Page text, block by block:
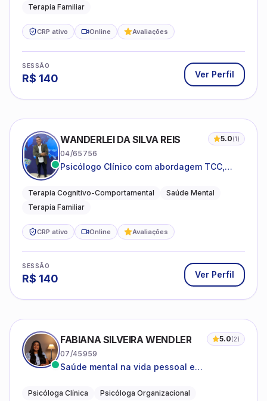
Terapia Familiar
CRP ativo Online Avaliações
SESSÃO
R$ 140 Ver Perfil
WANDERLEI DA SILVA REIS 5.0(1)
04/65756
Psicólogo Clínico com abordagem TCC,
sistêmica
Terapia Cognitivo-Comportamental
Saúde Mental
Terapia Familiar
CRP ativo Online Avaliações
SESSÃO
R$ 140 Ver Perfil
FABIANA SILVEIRA WENDLER 5.0(2)
07/45959
Saúde mental na vida pessoal e
Psicóloga Clínica Psicóloga Organizacional